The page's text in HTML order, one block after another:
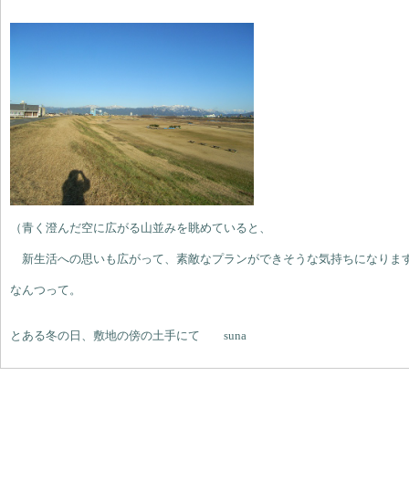
（青く澄んだ空に広がる山並みを眺めていると、
新生活への思いも広がって、素敵なプランができそうな気持ちになりま
なんつって。
とある冬の日、敷地の傍の土手にて suna